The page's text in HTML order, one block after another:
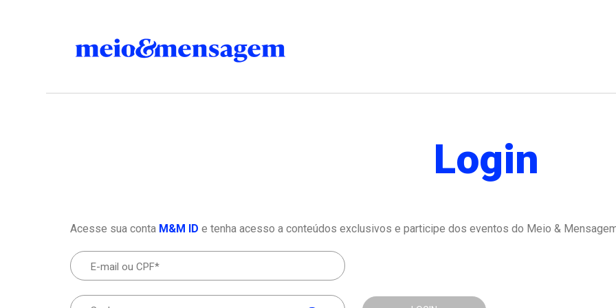
Login
Acesse sua conta M&M ID e tenha acesso a conteúdos exclusivos e participe dos eventos do Meio &